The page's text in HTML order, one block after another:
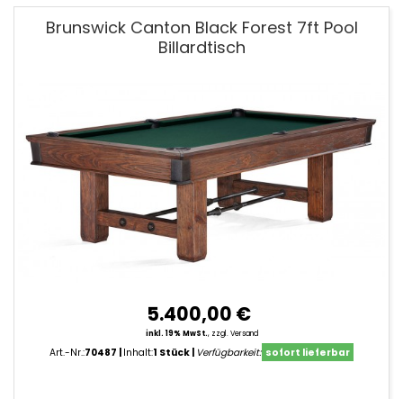
Brunswick Canton Black Forest 7ft Pool
Billardtisch
5.400,00 €
inkl. 19% MwSt., zzgl. Versand
Art.-Nr.:70487 Inhalt:1 Stück Verfügbarkeit: sofort lieferbar